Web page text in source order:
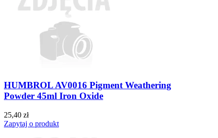
HUMBROL AV0016 Pigment Weathering
Powder 45ml Iron Oxide
25,40 zł
Zapytaj o produkt